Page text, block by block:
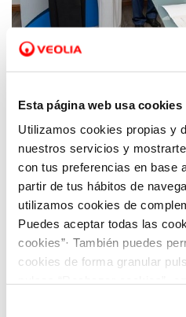
Esta página web usa cookies
Utilizamos cookies propias y
nuestros servicios y
con tus preferencias en base
partir de tus hábitos de
utilizamos cookies de
Puedes aceptar todas las
cookies”· También puedes
cookies de forma granular
13 JUN 2022
Consejo Social de la
talento tecnológico